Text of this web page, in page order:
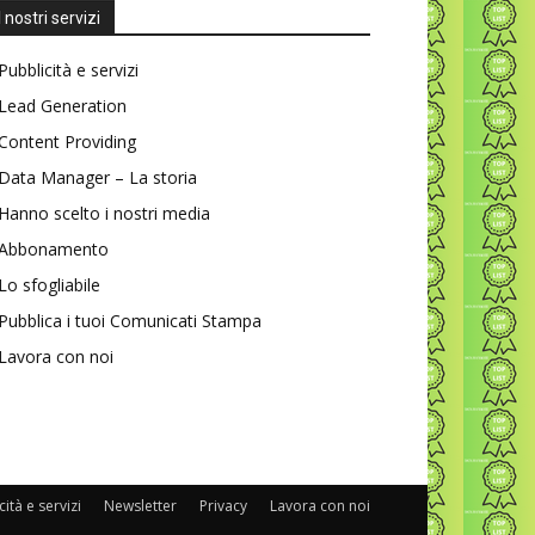
I nostri servizi
Pubblicità e servizi
Lead Generation
Providing
Data Manager – La storia
Hanno scelto i nostri media
Lo sfogliabile
Pubblica i tuoi Comunicati Stampa
Lavora con noi
e servizi Newsletter Privacy Lavora con noi